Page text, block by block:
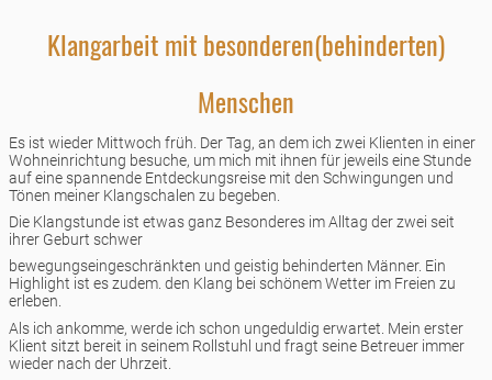
Klangarbeit mit besonderen(behinderten)
Menschen
Es ist wieder Mittwoch früh. Der Tag, an dem ich zwei Klienten in einer
Wohneinrichtung besuche, um mich mit ihnen für jeweils eine Stunde
auf eine spannende Entdeckungsreise mit den Schwingungen und
Tönen meiner Klangschalen zu begeben.
Die Klangstunde ist etwas ganz Besonderes im Alltag der zwei seit
ihrer Geburt schwer
bewegungseingeschränkten und geistig behinderten Männer. Ein
Highlight ist es zudem. den Klang bei schönem Wetter im Freien zu
erleben.
Als ich ankomme, werde ich schon ungeduldig erwartet. Mein erster
Klient sitzt bereit in seinem Rollstuhl und fragt seine Betreuer immer
wieder nach der Uhrzeit.